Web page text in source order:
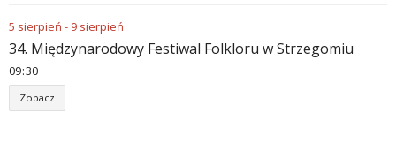
5 sierpień - 9 sierpień
34. Międzynarodowy Festiwal Folkloru w Strzegomiu
09:30
Zobacz